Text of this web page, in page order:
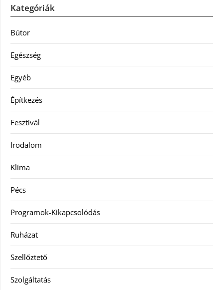
Kategóriák
Bútor
Egészség
Egyéb
Építkezés
Fesztivál
Irodalom
Klíma
Pécs
Programok-Kikapcsolódás
Ruházat
Szellőztető
Szolgáltatás